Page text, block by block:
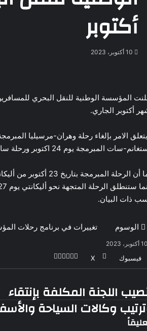
أكتوبر
10 أكتوبر، 2023
المؤسسة الوطنية للنقل البحري
أكتوبر الجاري.
سات المبرمجة يوم 24 اكتوبر ورحلة سات-مستغانم المبرمجة يوم 25 أكتوبر.
ذات البيان.
الوسوم تغييرات في برنامج رحلات
10 أكتوبر، 2023
فيسبوك ‫X
اللجنة المكلفة بإنتقاء
وكالات السياحة